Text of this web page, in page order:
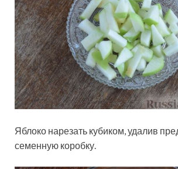
Яблоко нарезать кубиком, удалив
семенную коробку.